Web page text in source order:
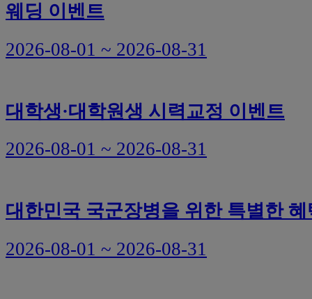
웨딩 이벤트
2026-08-01 ~ 2026-08-31
대학생·대학원생 시력교정 이벤트
2026-08-01 ~ 2026-08-31
대한민국 국군장병을 위한 특별한 혜
2026-08-01 ~ 2026-08-31